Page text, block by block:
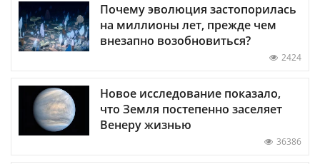
Почему эволюция застопорилась
на миллионы лет, прежде чем
внезапно возобновиться?
2424
Новое исследование показало,
что Земля постепенно заселяет
Венеру жизнью
36386